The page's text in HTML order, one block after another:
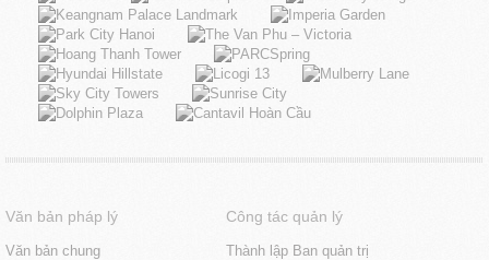
Văn bản pháp lý
Văn bản chung
Công tác quản lý
Thành lập Ban quản trị